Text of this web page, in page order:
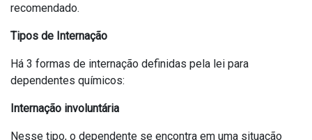
recomendado.
Tipos de Internação
Há 3 formas de internação definidas pela lei para
dependentes químicos:
Internação involuntária
Nesse tipo, o dependente se encontra em uma situação